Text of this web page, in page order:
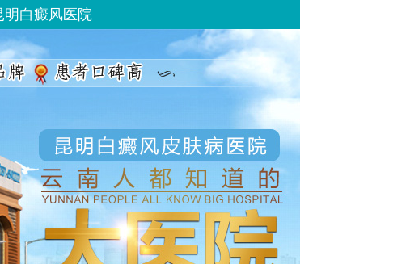
明白癜风医院